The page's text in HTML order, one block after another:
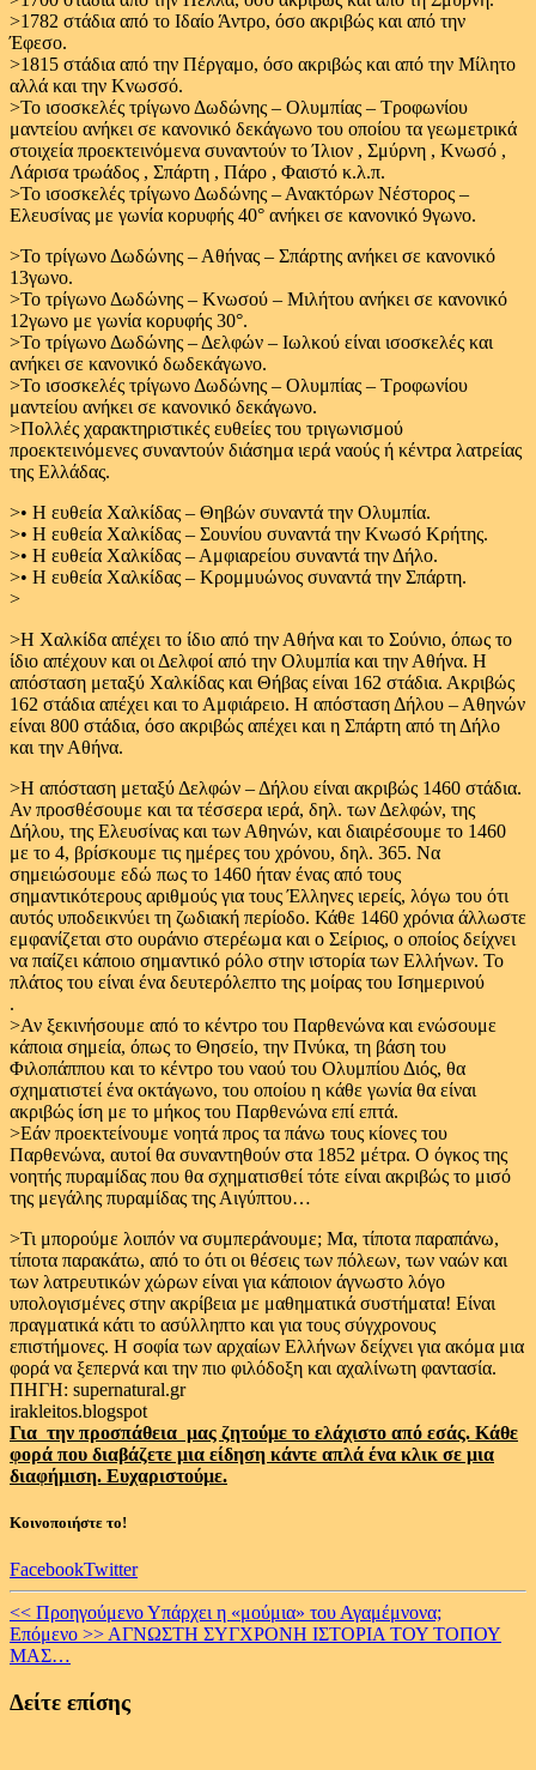
>1782 στάδια από το Ιδαίο Άντρο, όσο ακριβώς και από την
Έφεσο.
>1815 στάδια από την Πέργαμο, όσο ακριβώς και από την Μίλητο
αλλά και την Κνωσσό.
>Το ισοσκελές τρίγωνο Δωδώνης – Ολυμπίας – Τροφωνίου
μαντείου ανήκει σε κανονικό δεκάγωνο του οποίου τα γεωμετρικά
στοιχεία προεκτεινόμενα συναντούν το Ίλιον , Σμύρνη , Κνωσό ,
Λάρισα τρωάδος , Σπάρτη , Πάρο , Φαιστό κ.λ.π.
>Το ισοσκελές τρίγωνο Δωδώνης – Ανακτόρων Νέστορος –
Ελευσίνας με γωνία κορυφής 40° ανήκει σε κανονικό 9γωνο.
>Το τρίγωνο Δωδώνης – Αθήνας – Σπάρτης ανήκει σε κανονικό
13γωνο.
>Το τρίγωνο Δωδώνης – Κνωσού – Μιλήτου ανήκει σε κανονικό
12γωνο με γωνία κορυφής 30°.
>Το τρίγωνο Δωδώνης – Δελφών – Ιωλκού είναι ισοσκελές και
ανήκει σε κανονικό δωδεκάγωνο.
>Το ισοσκελές τρίγωνο Δωδώνης – Ολυμπίας – Τροφωνίου
μαντείου ανήκει σε κανονικό δεκάγωνο.
>Πολλές χαρακτηριστικές ευθείες του τριγωνισμού
προεκτεινόμενες συναντούν διάσημα ιερά ναούς ή κέντρα λατρείας
της Ελλάδας.
>• Η ευθεία Χαλκίδας – Θηβών συναντά την Ολυμπία.
>• Η ευθεία Χαλκίδας – Σουνίου συναντά την Κνωσό Κρήτης.
>• Η ευθεία Χαλκίδας – Αμφιαρείου συναντά την Δήλο.
>• Η ευθεία Χαλκίδας – Κρομμυώνος συναντά την Σπάρτη.
>
>Η Χαλκίδα απέχει το ίδιο από την Αθήνα και το Σούνιο, όπως το
ίδιο απέχουν και οι Δελφοί από την Ολυμπία και την Αθήνα. Η
απόσταση μεταξύ Χαλκίδας και Θήβας είναι 162 στάδια. Ακριβώς
162 στάδια απέχει και το Αμφιάρειο. Η απόσταση Δήλου – Αθηνών
είναι 800 στάδια, όσο ακριβώς απέχει και η Σπάρτη από τη Δήλο
και την Αθήνα.
>Η απόσταση μεταξύ Δελφών – Δήλου είναι ακριβώς 1460 στάδια.
Αν προσθέσουμε και τα τέσσερα ιερά, δηλ. των Δελφών, της
Δήλου, της Ελευσίνας και των Αθηνών, και διαιρέσουμε το 1460
με το 4, βρίσκουμε τις ημέρες του χρόνου, δηλ. 365. Να
σημειώσουμε εδώ πως το 1460 ήταν ένας από τους
σημαντικότερους αριθμούς για τους Έλληνες ιερείς, λόγω του ότι
αυτός υποδεικνύει τη ζωδιακή περίοδο. Κάθε 1460 χρόνια άλλωστε
εμφανίζεται στο ουράνιο στερέωμα και ο Σείριος, ο οποίος δείχνει
να παίζει κάποιο σημαντικό ρόλο στην ιστορία των Ελλήνων. Το
πλάτος του είναι ένα δευτερόλεπτο της μοίρας του Ισημερινού
.
>Αν ξεκινήσουμε από το κέντρο του Παρθενώνα και ενώσουμε
κάποια σημεία, όπως το Θησείο, την Πνύκα, τη βάση του
Φιλοπάππου και το κέντρο του ναού του Ολυμπίου Διός, θα
σχηματιστεί ένα οκτάγωνο, του οποίου η κάθε γωνία θα είναι
ακριβώς ίση με το μήκος του Παρθενώνα επί επτά.
>Εάν προεκτείνουμε νοητά προς τα πάνω τους κίονες του
Παρθενώνα, αυτοί θα συναντηθούν στα 1852 μέτρα. Ο όγκος της
νοητής πυραμίδας που θα σχηματισθεί τότε είναι ακριβώς το μισό
της μεγάλης πυραμίδας της Αιγύπτου…
>Τι μπορούμε λοιπόν να συμπεράνουμε; Μα, τίποτα παραπάνω,
τίποτα παρακάτω, από το ότι οι θέσεις των πόλεων, των ναών και
των λατρευτικών χώρων είναι για κάποιον άγνωστο λόγο
υπολογισμένες στην ακρίβεια με μαθηματικά συστήματα! Είναι
πραγματικά κάτι το ασύλληπτο και για τους σύγχρονους
επιστήμονες. Η σοφία των αρχαίων Ελλήνων δείχνει για ακόμα μια
φορά να ξεπερνά και την πιο φιλόδοξη και αχαλίνωτη φαντασία.
ΠΗΓΗ: supernatural.gr
irakleitos.blogspot
Για την προσπάθεια μας ζητούμε το ελάχιστο από εσάς. Κάθε
φορά που διαβάζετε μια είδηση κάντε απλά ένα κλικ σε μια
διαφήμιση. Ευχαριστούμε.
Κοινοποιήστε το!
FacebookTwitter
Continue
Reading
<< ΠροηγούμενοΥπάρχει η «μούμια» του Αγαμέμνονα;
Επόμενο >> ΑΓΝΩΣΤΗ ΣΥΓΧΡΟΝΗ ΙΣΤΟΡΙΑ ΤΟΥ ΤΟΠΟΥ
ΜΑΣ…
Δείτε επίσης